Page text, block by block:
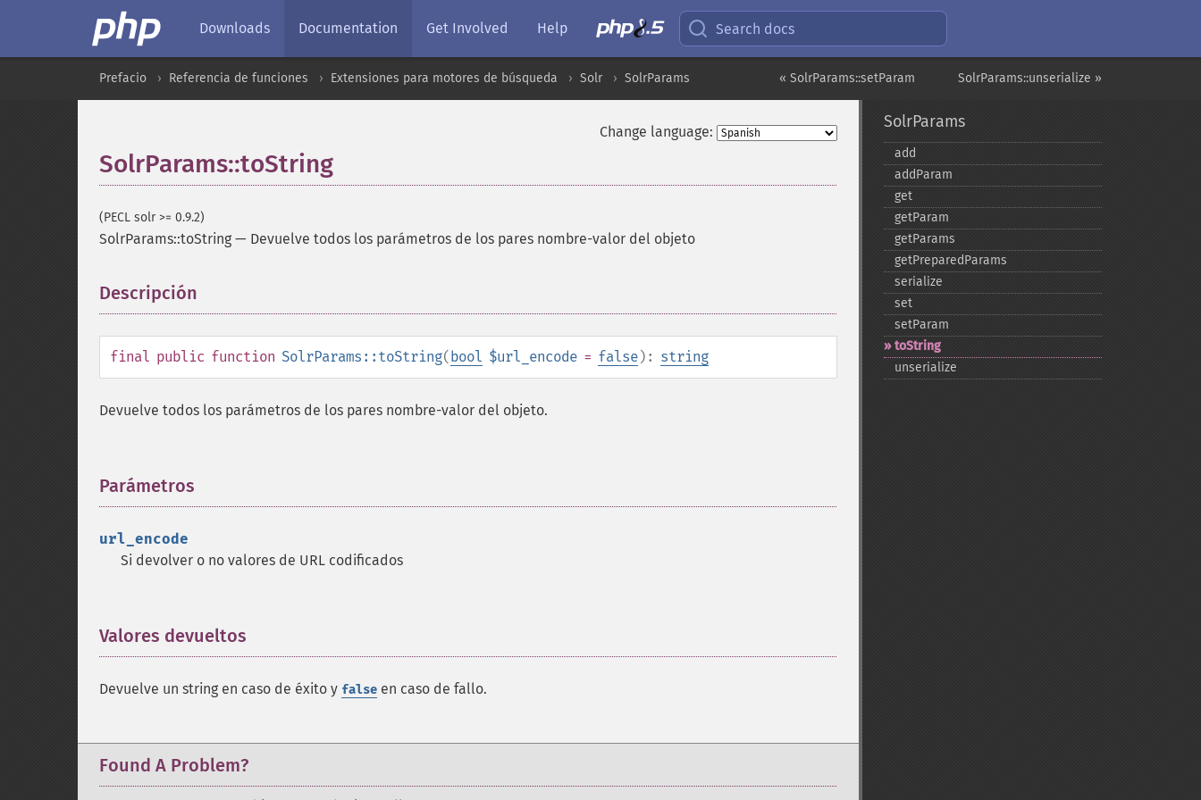
Downloads Documentation Get Involved Help Search docs
SolrParams::unserialize »
« SolrParams::setParam
Prefacio Referencia de funciones Extensiones para motores de búsqueda Solr SolrParams
Change language:
SolrParams::toString
(PECL solr >= 0.9.2)
SolrParams::toString — Devuelve todos los parámetros de los pares nombre-valor del objeto
Descripción
final public function SolrParams::toString(bool $url_encode = false): string
Devuelve todos los parámetros de los pares nombre-valor del objeto.
Parámetros
url_encode
Si devolver o no valores de URL codificados
Valores devueltos
Devuelve un string en caso de éxito y false en caso de fallo.
Found A Problem?
SolrParams
add
addParam
get
getParam
getParams
getPreparedParams
serialize
set
setParam
toString
unserialize